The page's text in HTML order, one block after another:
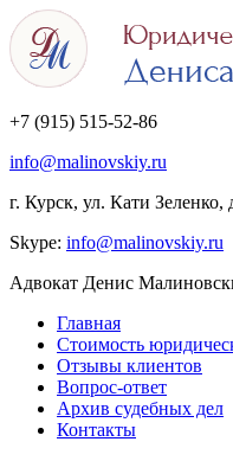
+7 (915) 515-52-86
info@malinovskiy.ru
г. Курск, ул. Кати Зеленко,
Skype: info@malinovskiy.ru
Адвокат Денис
Главная
Стоимость
Отзывы клиентов
Вопрос-ответ
Архив судебных дел
Контакты